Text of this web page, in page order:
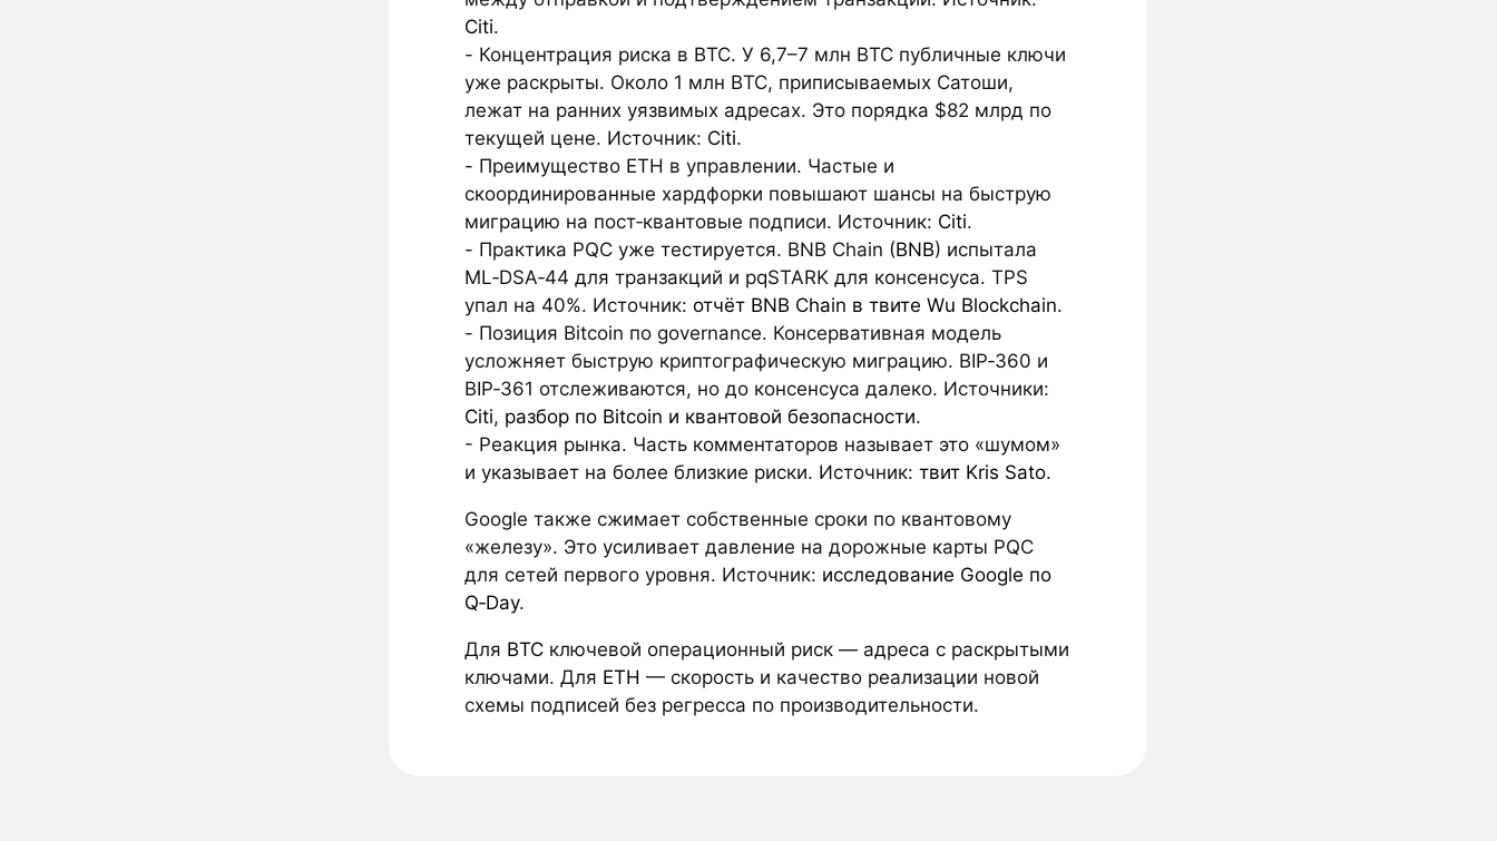
Citi.
- Концентрация риска в BTC. У 6,7–7 млн BTC публичные ключи
уже раскрыты. Около 1 млн BTC, приписываемых Сатоши,
лежат на ранних уязвимых адресах. Это порядка $82 млрд по
текущей цене. Источник: Citi.
- Преимущество ETH в управлении. Частые и
скоординированные хардфорки повышают шансы на быструю
миграцию на пост‑квантовые подписи. Источник: Citi.
- Практика PQC уже тестируется. BNB Chain (BNB) испытала
ML‑DSA‑44 для транзакций и pqSTARK для консенсуса. TPS
упал на 40%. Источник: отчёт BNB Chain в твите Wu Blockchain.
- Позиция Bitcoin по governance. Консервативная модель
усложняет быструю криптографическую миграцию. BIP‑360 и
BIP‑361 отслеживаются, но до консенсуса далеко. Источники:
Citi, разбор по Bitcoin и квантовой безопасности.
- Реакция рынка. Часть комментаторов называет это «шумом»
и указывает на более близкие риски. Источник: твит Kris Sato.
Google также сжимает собственные сроки по квантовому
«железу». Это усиливает давление на дорожные карты PQC
для сетей первого уровня. Источник: исследование Google по
Q‑Day.
Для BTC ключевой операционный риск — адреса с раскрытыми
ключами. Для ETH — скорость и качество реализации новой
схемы подписей без регресса по производительности.